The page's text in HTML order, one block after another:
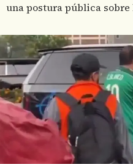
una postura pública